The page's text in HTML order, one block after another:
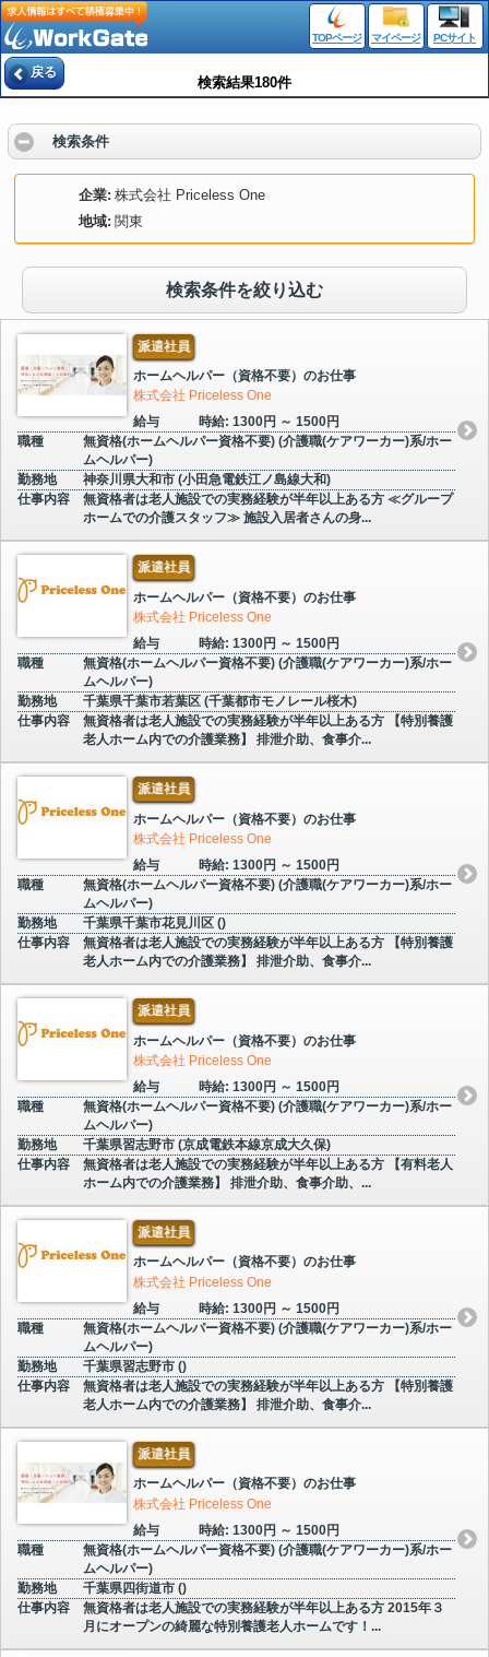
TOPページ マイページ PCサイト
戻る
検索結果180件
検索条件
企業 株式会社 Priceless One
地域 関東
検索条件を絞り込む
派遣社員
ホームヘルパー（資格不要）のお仕事
株式会社 Priceless One
給与
時給: 1300円 ～ 1500円
職種
無資格(ホームヘルパー資格不要) (介護職(ケアワーカー)系/ホー
ムヘルパー)
勤務地
神奈川県大和市 (小田急電鉄江ノ島線大和)
仕事内容
無資格者は老人施設での実務経験が半年以上ある方 ≪グループ
ホームでの介護スタッフ≫ 施設入居者さんの身...
派遣社員
ホームヘルパー（資格不要）のお仕事
株式会社 Priceless One
給与
時給: 1300円 ～ 1500円
職種
無資格(ホームヘルパー資格不要) (介護職(ケアワーカー)系/ホー
ムヘルパー)
勤務地
千葉県千葉市若葉区 (千葉都市モノレール桜木)
仕事内容
無資格者は老人施設での実務経験が半年以上ある方 【特別養護
老人ホーム内での介護業務】 排泄介助、食事介...
派遣社員
ホームヘルパー（資格不要）のお仕事
株式会社 Priceless One
給与
時給: 1300円 ～ 1500円
職種
無資格(ホームヘルパー資格不要) (介護職(ケアワーカー)系/ホー
ムヘルパー)
勤務地
千葉県千葉市花見川区 ()
仕事内容
無資格者は老人施設での実務経験が半年以上ある方 【特別養護
老人ホーム内での介護業務】 排泄介助、食事介...
派遣社員
ホームヘルパー（資格不要）のお仕事
株式会社 Priceless One
給与
時給: 1300円 ～ 1500円
職種
無資格(ホームヘルパー資格不要) (介護職(ケアワーカー)系/ホー
ムヘルパー)
勤務地
千葉県習志野市 (京成電鉄本線京成大久保)
仕事内容
無資格者は老人施設での実務経験が半年以上ある方 【有料老人
ホーム内での介護業務】 排泄介助、食事介助、...
派遣社員
ホームヘルパー（資格不要）のお仕事
株式会社 Priceless One
給与
時給: 1300円 ～ 1500円
職種
無資格(ホームヘルパー資格不要) (介護職(ケアワーカー)系/ホー
ムヘルパー)
勤務地
千葉県習志野市 ()
仕事内容
無資格者は老人施設での実務経験が半年以上ある方 【特別養護
老人ホーム内での介護業務】 排泄介助、食事介...
派遣社員
ホームヘルパー（資格不要）のお仕事
株式会社 Priceless One
給与
時給: 1300円 ～ 1500円
職種
無資格(ホームヘルパー資格不要) (介護職(ケアワーカー)系/ホー
ムヘルパー)
勤務地
千葉県四街道市 ()
仕事内容
無資格者は老人施設での実務経験が半年以上ある方 2015年３
月にオープンの綺麗な特別養護老人ホームです！...